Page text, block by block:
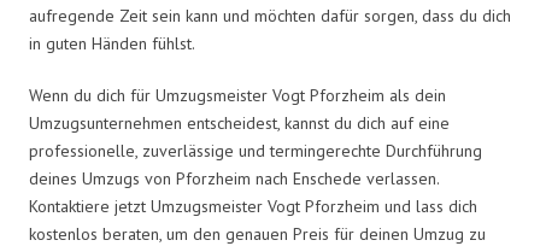
aufregende Zeit sein kann und möchten dafür sorgen, dass du dich
in guten Händen fühlst.
Wenn du dich für Umzugsmeister Vogt Pforzheim als dein
Umzugsunternehmen entscheidest, kannst du dich auf eine
professionelle, zuverlässige und termingerechte Durchführung
deines Umzugs von Pforzheim nach Enschede verlassen.
Kontaktiere jetzt Umzugsmeister Vogt Pforzheim und lass dich
kostenlos beraten, um den genauen Preis für deinen Umzug zu